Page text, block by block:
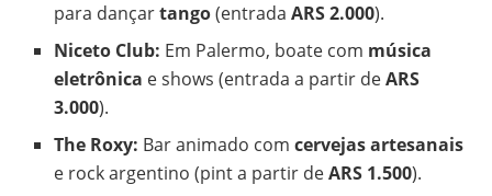
para dançartango(entradaARS 2.000).
Niceto Club: Em Palermo, boate com música
eletrônica e shows (entrada a partir deARS
3.000).
The Roxy: Bar animado comcervejas artesanais
e rock argentino (pint a partir deARS 1.500).